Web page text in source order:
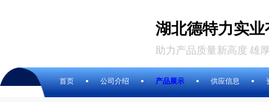
湖北德特力实
助力产品质量新高度 雄
首页 公司介绍 产品展示 供应信息